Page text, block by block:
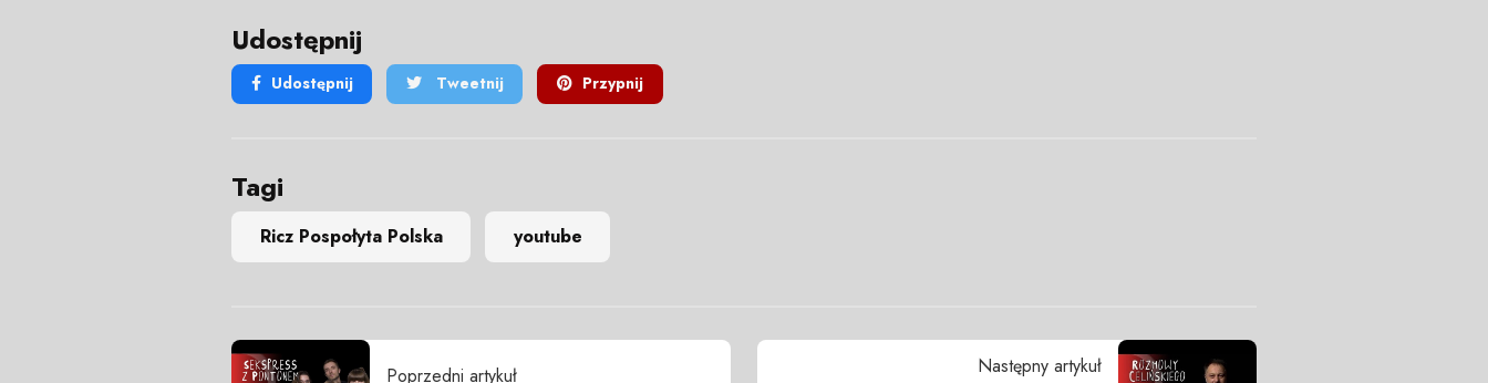
Udostępnij
Udostępnij Tweetnij Przypnij
Tagi
Ricz Pospołyta Polska youtube
Poprzedni artykuł
Następny artykuł